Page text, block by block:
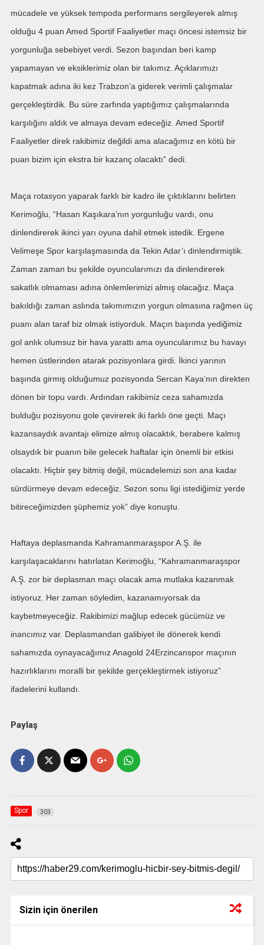
mücadele ve yüksek tempoda performans sergileyerek almış
olduğu 4 puan Amed Sportif Faaliyetler maçı öncesi istemsiz bir
yorgunluğa sebebiyet verdi. Sezon başından beri kamp
yapamayan ve eksiklerimiz olan bir takımız. Açıklarımızı
kapatmak adına iki kez Trabzon’a giderek verimli çalışmalar
gerçekleştirdik. Bu süre zarfında yaptığımız çalışmalarında
karşılığını aldık ve almaya devam edeceğiz. Amed Sportif
Faaliyetler direk rakibimiz değildi ama alacağımız en kötü bir
puan bizim için ekstra bir kazanç olacaktı” dedi.
Maça rotasyon yaparak farklı bir kadro ile çıktıklarını belirten
Kerimoğlu, “Hasan Kaşıkara’nın yorgunluğu vardı, onu
dinlendirerek ikinci yarı oyuna dahil etmek istedik. Ergene
Velimeşe Spor karşılaşmasında da Tekin Adar’ı dinlendirmiştik.
Zaman zaman bu şekilde oyuncularımızı da dinlendirerek
sakatlık olmaması adına önlemlerimizi almış olacağız. Maça
bakıldığı zaman aslında takımımızın yorgun olmasına rağmen üç
puanı alan taraf biz olmak istiyorduk. Maçın başında yediğimiz
gol anlık olumsuz bir hava yarattı ama oyuncularımız bu havayı
hemen üstlerinden atarak pozisyonlara girdi. İkinci yarının
başında girmiş olduğumuz pozisyonda Sercan Kaya’nın direkten
dönen bir topu vardı. Ardından rakibimiz ceza sahamızda
bulduğu pozisyonu gole çevirerek iki farklı öne geçti. Maçı
kazansaydık avantajı elimize almış olacaktık, berabere kalmış
olsaydık bir puanın bile gelecek haftalar için önemli bir etkisi
olacaktı. Hiçbir şey bitmiş değil, mücadelemizi son ana kadar
sürdürmeye devam edeceğiz. Sezon sonu ligi istediğimiz yerde
bitireceğimizden şüphemiz yok” diye konuştu.
Haftaya deplasmanda Kahramanmaraşspor A.Ş. ile
karşılaşacaklarını hatırlatan Kerimoğlu, “Kahramanmaraşspor
A.Ş. zor bir deplasman maçı olacak ama mutlaka kazanmak
istiyoruz. Her zaman söyledim, kazanamıyorsak da
kaybetmeyeceğiz. Rakibimizi mağlup edecek gücümüz ve
inancımız var. Deplasmandan galibiyet ile dönerek kendi
sahamızda oynayacağımız Anagold 24Erzincanspor maçının
hazırlıklarını moralli bir şekilde gerçekleştirmek istiyoruz”
ifadelerini kullandı.
Paylaş
Spor 303
Sizin için önerilen